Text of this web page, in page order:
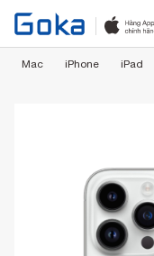
Mac iPhone iPad